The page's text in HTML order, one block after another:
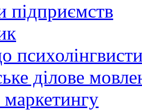
підприємств
ділове